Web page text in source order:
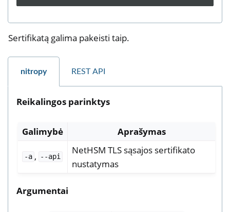
Sertifikatą galima pakeisti taip.
nitropy REST API
Reikalingos parinktys
Galimybė Aprašymas
-a , --api
NetHSM TLS sąsajos sertifikato
nustatymas
Argumentai